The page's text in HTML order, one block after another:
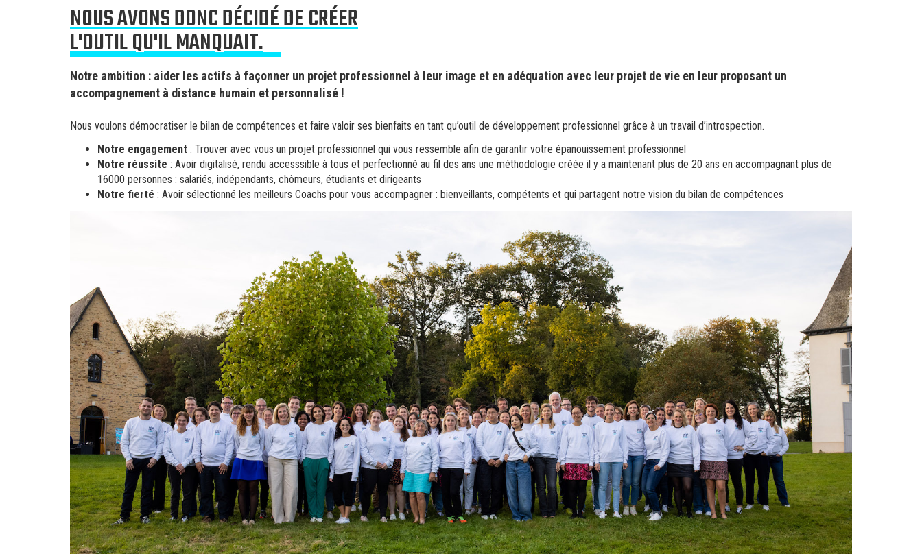
NOUS AVONS DONC DÉCIDÉ DE CRÉER
L'OUTIL QU'IL MANQUAIT.
Notre ambition : aider les actifs à façonner un projet professionnel à leur image et en adéquation avec leur projet de vie en leur proposant un
accompagnement à distance humain et personnalisé !
Nous voulons démocratiser le bilan de compétences et faire valoir ses bienfaits en tant qu’outil de développement professionnel grâce à un travail d’introspection.
Notre engagement : Trouver avec vous un projet professionnel qui vous ressemble afin de garantir votre épanouissement professionnel
Notre réussite : Avoir digitalisé, rendu accesssible à tous et perfectionné au fil des ans une méthodologie créée il y a maintenant plus de 20 ans en accompagnant plus de
16000 personnes : salariés, indépendants, chômeurs, étudiants et dirigeants
Notre fierté : Avoir sélectionné les meilleurs Coachs pour vous accompagner : bienveillants, compétents et qui partagent notre vision du bilan de compétences